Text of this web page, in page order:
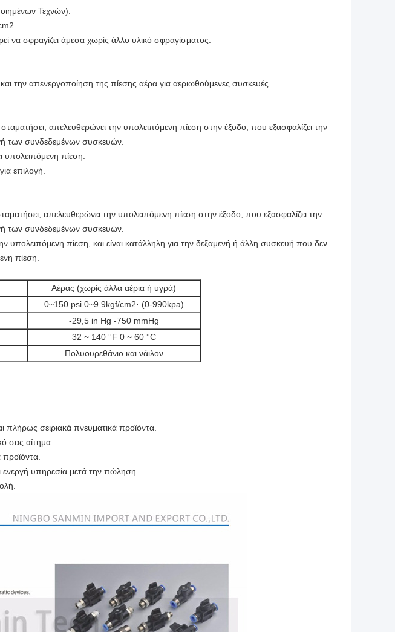
Τεχνών).
σφραγίζει άμεσα χωρίς άλλο υλικό σφραγίσματος.
την απενεργοποίηση της πίεσης αέρα για αεριωθούμενες συσκευές
απελευθερώνει την υπολειπόμενη πίεση στην έξοδο, που εξασφαλίζει την
των συνδεδεμένων συσκευών.
υπολειπόμενη πίεση.
επιλογή.
απελευθερώνει την υπολειπόμενη πίεση στην έξοδο, που εξασφαλίζει την
των συνδεδεμένων συσκευών.
υπολειπόμενη πίεση, και είναι κατάλληλη για την δεξαμενή ή άλλη συσκευή που δεν
πίεση.
Αέρας (χωρίς άλλα αέρια ή υγρά)
0~150 psi 0~9.9kgf/cm2· (0-990kpa)
-29,5 in Hg -750 mmHg
32 ~ 140 °F 0 ~ 60 °C
Πολυουρεθάνιο και νάιλον
πλήρως σειριακά πνευματικά προϊόντα.
σας αίτημα.
ενεργή υπηρεσία μετά την πώληση